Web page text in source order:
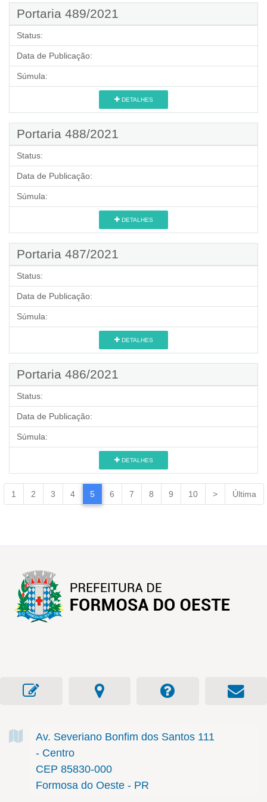
Portaria 489/2021
Status:
Data de Publicação:
Súmula:
DETALHES
Portaria 488/2021
Status:
Data de Publicação:
Súmula:
DETALHES
Portaria 487/2021
Status:
Data de Publicação:
Súmula:
DETALHES
Portaria 486/2021
Status:
Data de Publicação:
Súmula:
DETALHES
1 2 3 4 5 6 7 8 9 10 > Última
Av. Severiano Bonfim dos Santos 111
- Centro
CEP 85830-000
Formosa do Oeste - PR